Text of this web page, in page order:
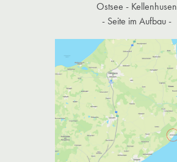
Ostsee - Kellenhusen
- Seite im Aufbau -